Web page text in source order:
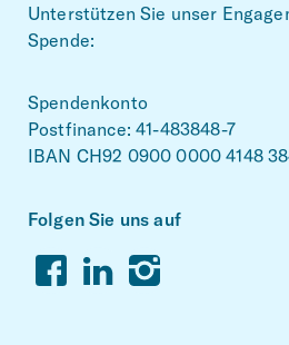
Unterstützen Sie unser
Spende:
Spendenkonto
Postfinance: 41-483848-7
IBAN CH92 0900 0000 4148
Folgen Sie uns auf
FacebookLinkedinInstagram